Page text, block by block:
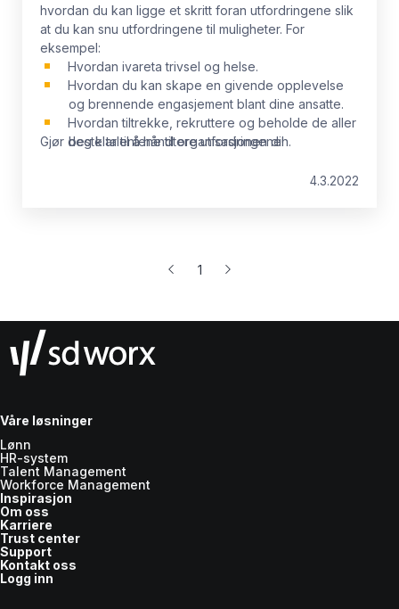
hvordan du kan ligge et skritt foran utfordringene slik
at du kan snu utfordringene til muligheter. For
eksempel:
Hvordan ivareta trivsel og helse.
Hvordan du kan skape en givende opplevelse
og brennende engasjement blant dine ansatte.
Hvordan tiltrekke, rekruttere og beholde de aller
beste talentene til organisasjonen din.
Gjør deg klar til å håndtere utfordringene!
4.3.2022
1
Våre løsninger
Lønn
HR-system
Talent Management
Workforce Management
Inspirasjon
Om oss
Karriere
Trust center
Support
Kontakt oss
Logg inn